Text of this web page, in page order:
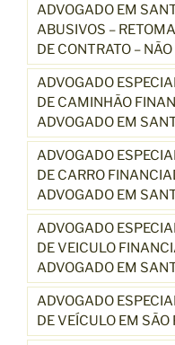
ADVOGADO EM
ABUSIVOS –
DE CONTRATO –
ADVOGADO
DE CAMINHÃO
ADVOGADO EM
ADVOGADO
DE CARRO
ADVOGADO EM
ADVOGADO
DE VEICULO
ADVOGADO EM
ADVOGADO
DE VEÍCULO EM SÃO